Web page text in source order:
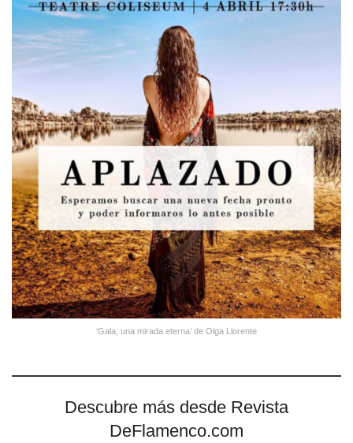
‘Gala, una mirada eterna’ de Olga Llorente
Descubre más desde Revista
DeFlamenco.com